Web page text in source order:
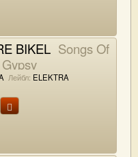
BIKEL Songs Of
Лейбл: ELEKTRA